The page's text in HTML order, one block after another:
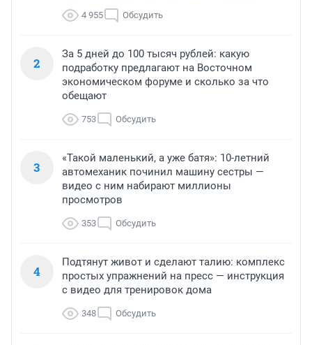
4 955 Обсудить
2
За 5 дней до 100 тысяч рублей: какую
подработку предлагают на Восточном
экономическом форуме и сколько за что
обещают
753 Обсудить
3
«Такой маленький, а уже батя»: 10-летний
автомеханик починил машину сестры —
видео с ним набирают миллионы
просмотров
353 Обсудить
4
Подтянут живот и сделают талию: комплекс
простых упражнений на пресс — инструкция
с видео для тренировок дома
348 Обсудить